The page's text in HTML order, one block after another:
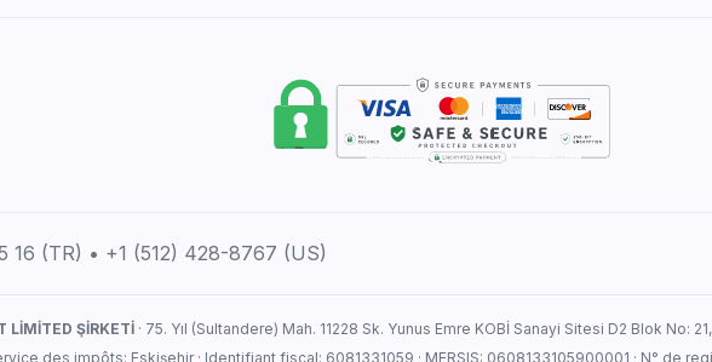
16 (TR) • +1 (512) 428-8767 (US)
LİMİTED ŞİRKETİ · 75. Yıl (Sultandere) Mah. 11228 Sk. Yunus Emre KOBİ Sanayi Sitesi D2 Blok No:
des impôts: Eskişehir · Identifiant fiscal: 6081331059 · MERSIS: 0608133105900001 · N° de